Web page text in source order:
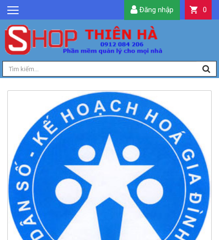
GIỚI THIỆU
TIN TỨC
SẢN PHẨM
DỊCH VỤ
QUẢN LÝ
0
Đăng nhập